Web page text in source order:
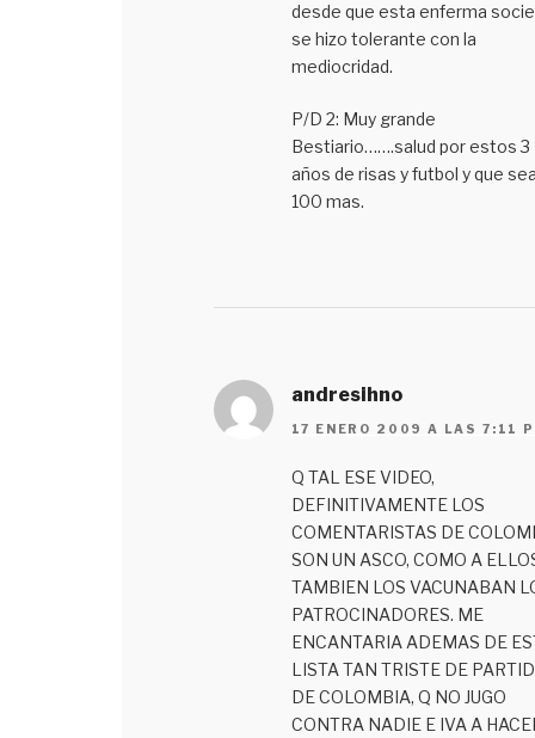
desde que esta enferma
se hizo tolerante con la
mediocridad.
P/D 2: Muy grande
Bestiario…….salud por estos 3
años de risas y futbol y que
100 mas.
andresihno
17 ENERO 2009 A LAS 7:11
Q TAL ESE VIDEO,
DEFINITIVAMENTE LOS
COMENTARISTAS DE
SON UN ASCO, COMO A
TAMBIEN LOS VACUNABAN
PATROCINADORES. ME
ENCANTARIA ADEMAS DE
LISTA TAN TRISTE DE
DE COLOMBIA, Q NO JUGO
CONTRA NADIE E IVA A